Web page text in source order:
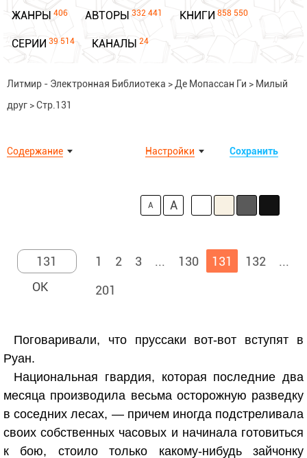
ЖАНРЫ 406 АВТОРЫ 332 441 КНИГИ 858 550
СЕРИИ 39 514 КАНАЛЫ 24
Литмир - Электронная Библиотека > Де Мопассан Ги > Милый
друг >Стр.131
Содержание Сохранить
Настройки
A A
1 2 3 ... 130 131 132
...
201
Поговаривали, что пруссаки вот-вот вступят в
Руан.
Национальная гвардия, которая последние два
месяца производила весьма осторожную разведку
в соседних лесах, — причем иногда подстреливала
своих собственных часовых и начинала готовиться
к бою, стоило только какому-нибудь зайчонку